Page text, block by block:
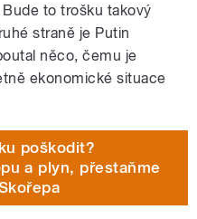
to trošku takový
straně je Putin
něco, čemu je
ekonomické situace
poškodit?
a plyn, přestaňme